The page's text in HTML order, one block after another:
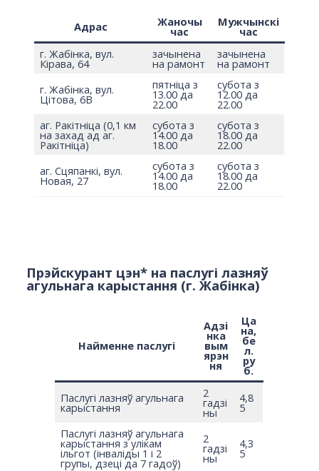
Адрас Жаночы
час
Мужчынскі
час
г. Жабінка, вул.
Кірава, 64
зачынена
на рамонт
зачынена
на рамонт
г. Жабінка, вул.
Цітова, 6В
пятніца з
13.00 да
22.00
субота з
12.00 да
22.00
аг. Ракітніца (0,1 км
на захад ад аг.
Ракітніца)
субота з
14.00 да
18.00
субота з
18.00 да
22.00
аг. Сцяпанкі, вул.
Новая, 27
субота з
14.00 да
18.00
субота з
18.00 да
22.00
Прэйскурант цэн* на паслугі лазняў
агульнага карыстання (г. Жабінка)
Найменне паслугі
Адзі
нка
вым
ярэн
ня
Ца
на,
бе
л.
ру
б.
Паслугі лазняў агульнага
карыстання
2
гадзі
ны
4,8
5
Паслугі лазняў агульнага
карыстання з улікам
ільгот (інваліды 1 і 2
групы, дзеці да 7 гадоў)
2
гадзі
ны
4,3
5